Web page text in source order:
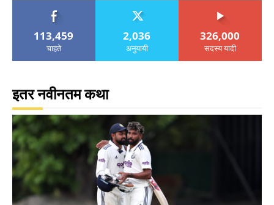
113,459
चाहते
2,036
अनुयायी
326,000
सदस्य यादी
इतर नवीनतम कथा